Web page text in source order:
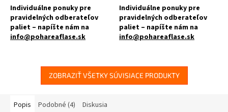
Individuálne ponuky pre
pravidelných odberateľov
paliet – napíšte nám na
info@pohareaflase.sk
fľaša 1000 ml
✅ Uzatvárateľná skrutkovacím
Individuálne ponuky pre
pravidelných odberateľov
paliet – napíšte nám na
info@pohareaflase.sk
objem a design 500 ml
✅ Uzatvárateľná skrutkovacím
ZOBRAZIŤ VŠETKY SÚVISIACE PRODUKTY
Popis Podobné (4) Diskusia